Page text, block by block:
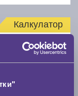
Калкулатор